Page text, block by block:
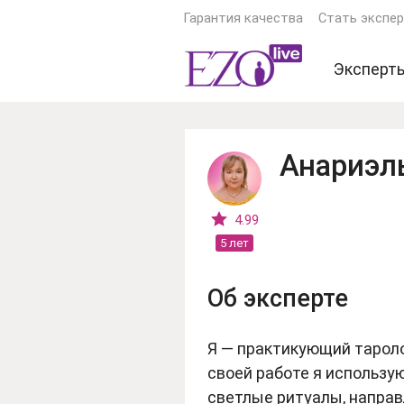
Гарантия качества Стать
4.99
5 лет
Об эксперте
Я — практикующий
своей работе я
светлые ритуалы,